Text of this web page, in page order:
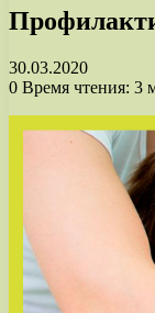
30.03.2020
0 Время чтения: 3